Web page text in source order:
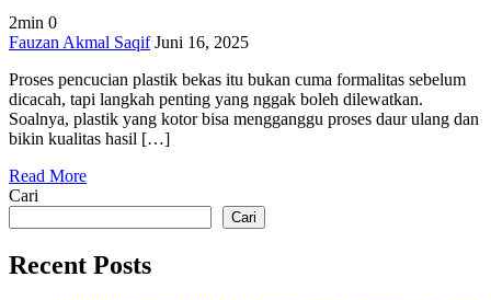
2min 0
on
Pencucian
Plastik
Bekas
Biar
Daur
Ulang!
Fauzan Akmal Saqif Juni 16, 2025
Proses pencucian plastik bekas itu bukan cuma formalitas sebelum
dicacah, tapi langkah penting yang nggak boleh dilewatkan.
Soalnya, plastik yang kotor bisa mengganggu proses daur ulang dan
bikin kualitas hasil […]
Read More
Cari
Cari
Recent Posts